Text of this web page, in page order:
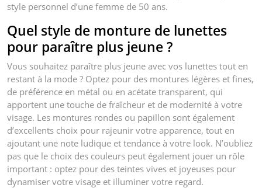
style personnel d’une femme de 50 ans.
Quel style de monture de lunettes
pour paraître plus jeune ?
Vous souhaitez paraître plus jeune avec vos lunettes tout en
restant à la mode ? Optez pour des montures légères et fines,
de préférence en métal ou en acétate transparent, qui
apportent une touche de fraîcheur et de modernité à votre
visage. Les montures rondes ou papillon sont également
d’excellents choix pour rajeunir votre apparence, tout en
ajoutant une note ludique et tendance à votre look. N’oubliez
pas que le choix des couleurs peut également jouer un rôle
important : optez pour des teintes vives et joyeuses pour
dynamiser votre visage et illuminer votre regard.